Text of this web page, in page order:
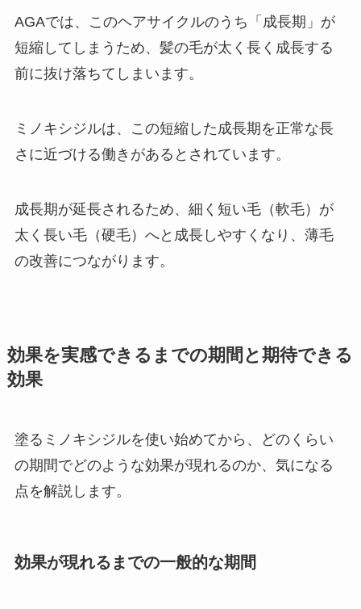
AGAでは、このヘアサイクルのうち「成長期」が
短縮してしまうため、髪の毛が太く長く成長する
前に抜け落ちてしまいます。
ミノキシジルは、この短縮した成長期を正常な長
さに近づける働きがあるとされています。
成長期が延長されるため、細く短い毛（軟毛）が
太く長い毛（硬毛）へと成長しやすくなり、薄毛
の改善につながります。
効果を実感できるまでの期間と期待できる
効果
塗るミノキシジルを使い始めてから、どのくらい
の期間でどのような効果が現れるのか、気になる
点を解説します。
効果が現れるまでの一般的な期間